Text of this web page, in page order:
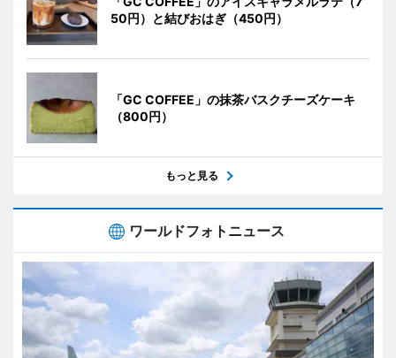
50円）と結びおはぎ（450円）
「GC COFFEE」の抹茶バスクチーズケーキ
（800円）
もっと見る
ワールドフォトニュース